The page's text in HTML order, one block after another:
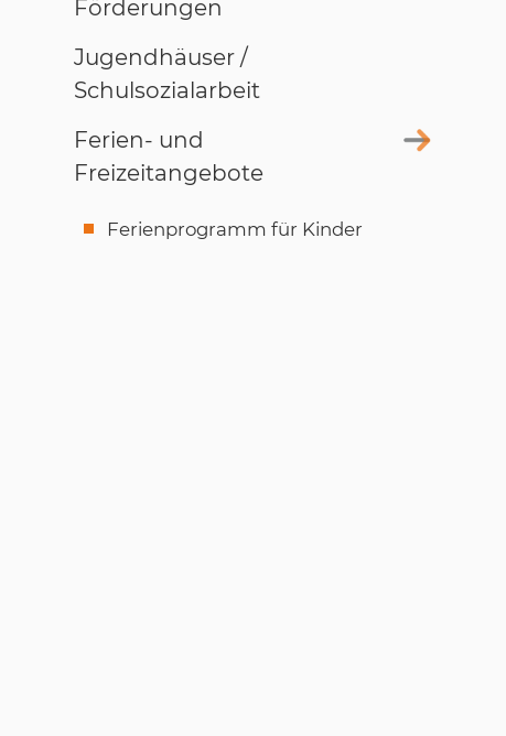
Förderungen
Jugendhäuser /
Schulsozialarbeit
Ferien- und
Freizeitangebote
Ferienprogramm für Kinder